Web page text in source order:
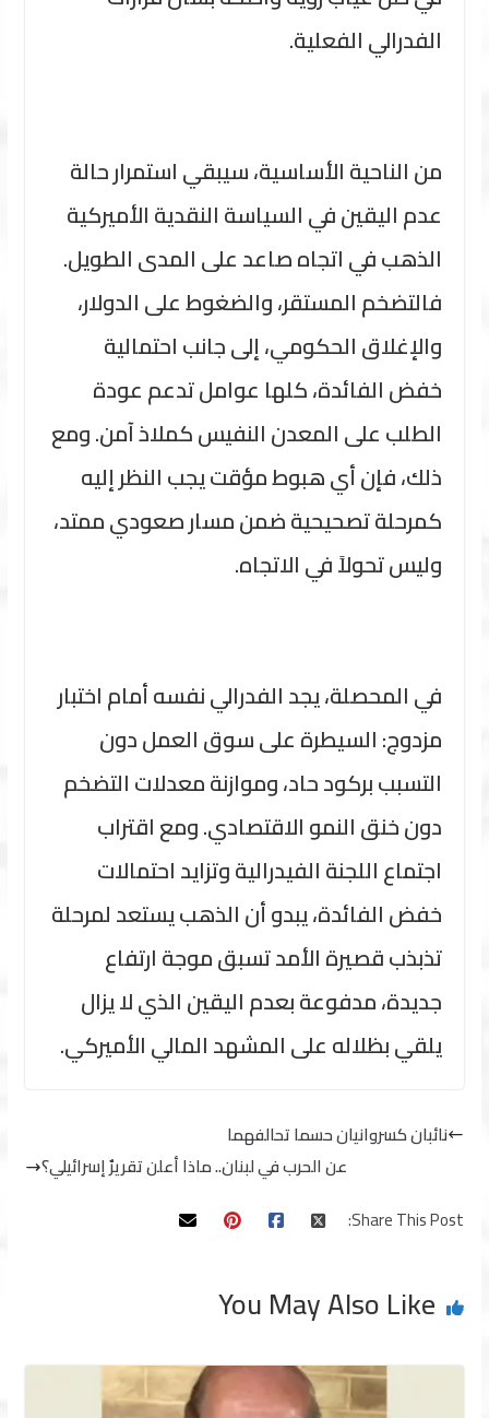
الفدرالي الفعلية.
من الناحية الأساسية، سيبقي استمرار حالة
عدم اليقين في السياسة النقدية الأميركية
الذهب في اتجاه صاعد على المدى الطويل.
فالتضخم المستقر، والضغوط على الدولار،
والإغلاق الحكومي، إلى جانب احتمالية
خفض الفائدة، كلها عوامل تدعم عودة
الطلب على المعدن النفيس كملاذ آمن. ومع
ذلك، فإن أي هبوط مؤقت يجب النظر إليه
كمرحلة تصحيحية ضمن مسار صعودي ممتد،
وليس تحولاً في الاتجاه.
في المحصلة، يجد الفدرالي نفسه أمام اختبار
مزدوج: السيطرة على سوق العمل دون
التسبب بركود حاد، وموازنة معدلات التضخم
دون خنق النمو الاقتصادي. ومع اقتراب
اجتماع اللجنة الفيدرالية وتزايد احتمالات
خفض الفائدة، يبدو أن الذهب يستعد لمرحلة
تذبذب قصيرة الأمد تسبق موجة ارتفاع
جديدة، مدفوعة بعدم اليقين الذي لا يزال
يلقي بظلاله على المشهد المالي الأميركي.
نائبان كسروانيان حسما تحالفهما
عن الحرب في لبنان.. ماذا أعلن تقريرٌ إسرائيلي؟
Share This Post:
You May Also Like